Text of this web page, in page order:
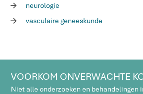
R neurologie
R vasculaire geneeskunde
VOORKOM ONVERWACHTE
Niet alle onderzoeken en behandelingen